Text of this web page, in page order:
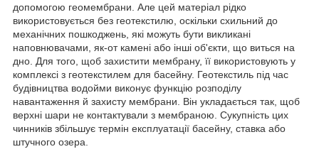
допомогою геомембрани. Але цей матеріал рідко
використовується без геотекстилю, оскільки схильний до
механічних пошкоджень, які можуть бути викликані
наповнювачами, як-от камені або інші об'єкти, що виться на
дно. Для того, щоб захистити мембрану, її використовують у
комплексі з геотекстилем для басейну. Геотекстиль під час
будівництва водойми виконує функцію розподілу
навантаження й захисту мембрани. Він укладається так, щоб
верхні шари не контактували з мембраною. Сукупність цих
чинників збільшує термін експлуатації басейну, ставка або
штучного озера.